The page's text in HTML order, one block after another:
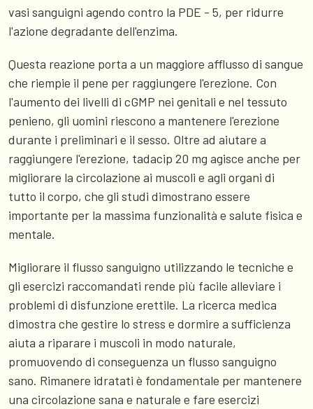
vasi sanguigni agendo contro la PDE - 5, per ridurre
l'azione degradante dell'enzima.
Questa reazione porta a un maggiore afflusso di sangue
che riempie il pene per raggiungere l'erezione. Con
l'aumento dei livelli di cGMP nei genitali e nel tessuto
penieno, gli uomini riescono a mantenere l'erezione
durante i preliminari e il sesso. Oltre ad aiutare a
raggiungere l'erezione, tadacip 20 mg agisce anche per
migliorare la circolazione ai muscoli e agli organi di
tutto il corpo, che gli studi dimostrano essere
importante per la massima funzionalità e salute fisica e
mentale.
Migliorare il flusso sanguigno utilizzando le tecniche e
gli esercizi raccomandati rende più facile alleviare i
problemi di disfunzione erettile. La ricerca medica
dimostra che gestire lo stress e dormire a sufficienza
aiuta a riparare i muscoli in modo naturale,
promuovendo di conseguenza un flusso sanguigno
sano. Rimanere idratati è fondamentale per mantenere
una circolazione sana e naturale e fare esercizi